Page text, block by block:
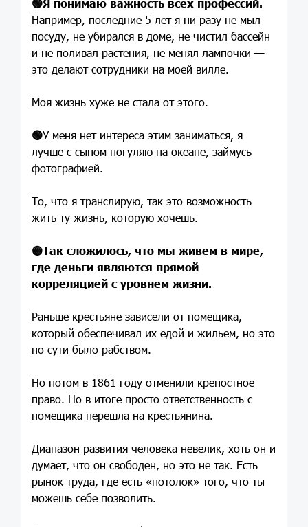
🟢Я понимаю важность всех профессий.
Например, последние 5 лет я ни разу не мыл
посуду, не убирался в доме, не чистил бассейн
и не поливал растения, не менял лампочки —
это делают сотрудники на моей вилле.
Моя жизнь хуже не стала от этого.
🟢У меня нет интереса этим заниматься, я
лучше с сыном погуляю на океане, займусь
фотографией.
То, что я транслирую, так это возможность
жить ту жизнь, которую хочешь.
🟡Так сложилось, что мы живем в мире,
где деньги являются прямой
корреляцией с уровнем жизни.
Раньше крестьяне зависели от помещика,
который обеспечивал их едой и жильем, но это
по сути было рабством.
Но потом в 1861 году отменили крепостное
право. Но в итоге просто ответственность с
помещика перешла на крестьянина.
Диапазон развития человека невелик, хоть он и
думает, что он свободен, но это не так. Есть
рынок труда, где есть «потолок» того, что ты
можешь себе позволить.